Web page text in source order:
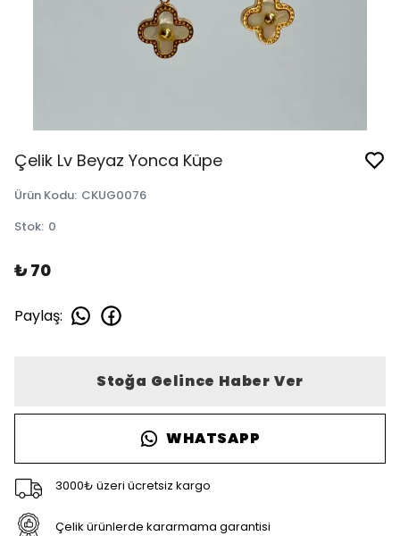
Çelik Lv Beyaz Yonca Küpe
Ürün Kodu: CKUG0076
Stok: 0
₺ 70
Paylaş:
Stoğa Gelince Haber Ver
WHATSAPP
3000₺ üzeri ücretsiz kargo
Çelik ürünlerde kararmama garantisi